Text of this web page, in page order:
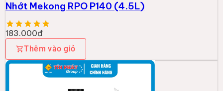
Nhớt Mekong RPO P140 (4.5L)
183.000đ
Thêm vào giỏ